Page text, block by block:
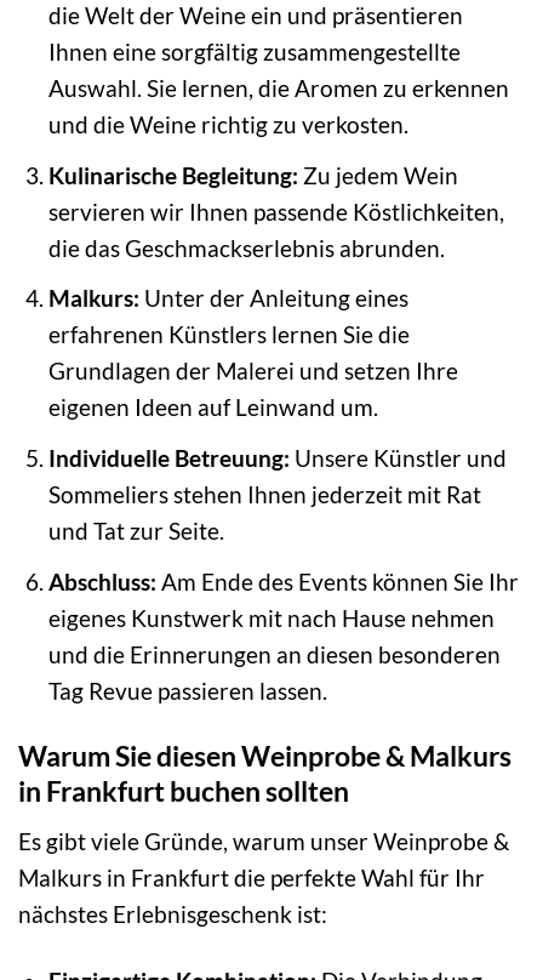
die Welt der Weine ein und präsentieren
Ihnen eine sorgfältig zusammengestellte
Auswahl. Sie lernen, die Aromen zu erkennen
und die Weine richtig zu verkosten.
Kulinarische Begleitung: Zu jedem Wein
servieren wir Ihnen passende Köstlichkeiten,
die das Geschmackserlebnis abrunden.
Malkurs: Unter der Anleitung eines
erfahrenen Künstlers lernen Sie die
Grundlagen der Malerei und setzen Ihre
eigenen Ideen auf Leinwand um.
Individuelle Betreuung: Unsere Künstler und
Sommeliers stehen Ihnen jederzeit mit Rat
und Tat zur Seite.
Abschluss: Am Ende des Events können Sie Ihr
eigenes Kunstwerk mit nach Hause nehmen
und die Erinnerungen an diesen besonderen
Tag Revue passieren lassen.
Warum Sie diesen Weinprobe & Malkurs
in Frankfurt buchen sollten
Es gibt viele Gründe, warum unser Weinprobe &
Malkurs in Frankfurt die perfekte Wahl für Ihr
nächstes Erlebnisgeschenk ist: